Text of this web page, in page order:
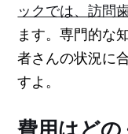
ックでは、訪問
ます。専門的な
者さんの状況に
すよ。
費用はどの